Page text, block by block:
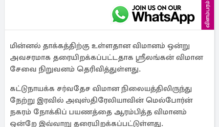
விளம்பரம்
மின்னல் தாக்கத்திற்கு உள்ளதான விமானம் ஒன்று
அவசரமாக தரையிறக்கப்பட்டதாக ஸ்ரீலங்கன் விமான
சேவை நிறுவனம் தெரிவித்துள்ளது.
கட்டுநாயக்க சர்வதேச விமான நிலையத்திலிருந்து
நேற்று இரவில் அவுஸ்திரேலியாவின் மெல்போர்ன்
நகரம் நோக்கிப் பயணத்தை ஆரம்பித்த விமானம்
ஒன்றே இவ்வாறு தரையிறக்கப்பட்டுள்ளது.